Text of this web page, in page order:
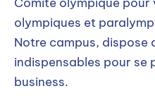
olympiques et
Notre campus, dispose
indispensables pour se
business.